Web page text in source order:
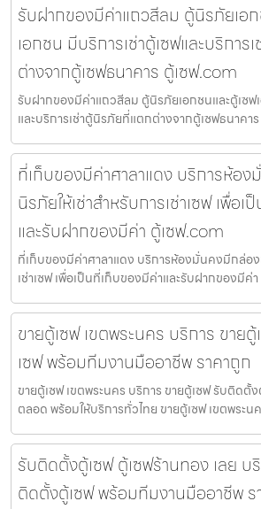
รับฝากของมีค่าแถวสีลม ตู้นิรภัยเอ
เอกชน มีบริการเช่าตู้เซฟและบริกา
ต่างจากตู้เซฟธนาคาร ตู้เซฟ.com
รับฝากของมีค่าแถวสีลม ตู้นิรภัยเอกชนและตู้เซฟ
และบริการเช่าตู้นิรภัยที่แตกต่างจากตู้เซฟธนาคา
ที่เก็บของมีค่าศาลาแดง บริการห้อ
นิรภัยให้เช่าสำหรับการเช่าเซฟ เพื่อ
และรับฝากของมีค่า ตู้เซฟ.com
ที่เก็บของมีค่าศาลาแดง บริการห้องมั่นคงมีกล่อง
เช่าเซฟ เพื่อเป็นที่เก็บของมีค่าและรับฝากของมีค่
ขายตู้เซฟ เขตพระนคร บริการ ขาย
เซฟ พร้อมทีมงานมืออาชีพ ราคาถูก
ขายตู้เซฟ เขตพระนคร บริการ ขายตู้เซฟ รับติดตั้
ตลอด พร้อมให้บริการทั่วไทย ขายตู้เซฟ เขตพระน
รับติดตั้งตู้เซฟ ตู้เซฟร้านทอง เลย บ
ติดตั้งตู้เซฟ พร้อมทีมงานมืออาชีพ ร